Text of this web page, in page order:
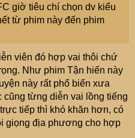
giờ tiêu chí chọn dv kiểu
từ phim này đến phim
viên đó hợp vai thôi chứ
Như phim Tận hiến này
này rất phổ biến xưa
cũng từng diễn vai lồng tiếng
tiếp thì khó khăn hơn, có
giọng địa phương cho hợp